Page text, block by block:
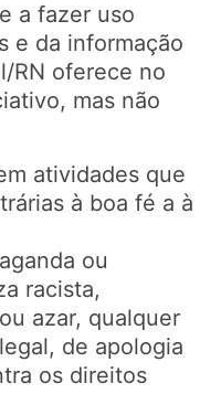
a fazer uso
e da informação
RN oferece no
mas não
atividades que
à boa fé a à
ou
racista,
ou azar, qualquer
de apologia
os direitos